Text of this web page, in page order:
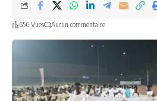
656 Vues Aucun commentaire